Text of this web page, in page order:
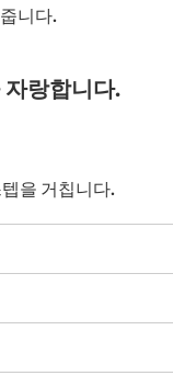
니다.
자랑합니다.
을 거칩니다.